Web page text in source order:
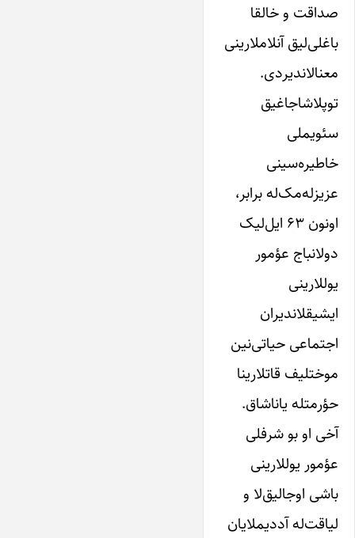
صداقت و خالقا
باغلی‌لیق آنلاملارینی
معنالاندیردی.
توپلاشاجاغیق
سئویملی
خاطیره‌سینی
عزیزله‌مک‌له برابر،
اونون ۶۳ ایل‌لیک
دولانباج عؤمور
یوللارینی
ایشیقلاندیران
اجتماعی حیاتی‌نین
موختلیف قاتلارینا
حؤرمتله یاناشاق.
آخی او بو شرفلی
عؤمور یوللارینی
باشی اوجالیق‌لا و
لیاقت‌له آددیملایان